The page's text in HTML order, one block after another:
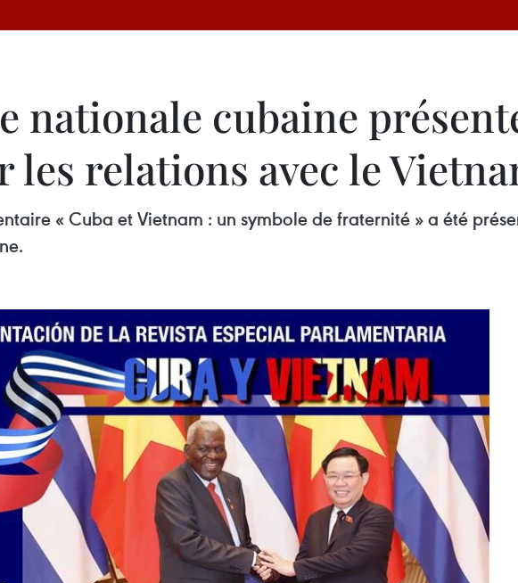
nationale cubaine
les relations avec le
« Cuba et Vietnam : un symbole de fraternité » a été